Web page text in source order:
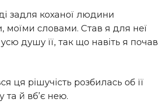
задля коханої людини
моїми словами. Став я для неї
душу її, так що навіть я почав
ця рішучість розбилась об її
й вб’є нею.